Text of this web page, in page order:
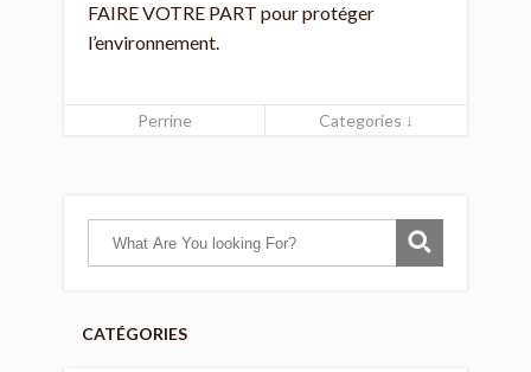
FAIRE VOTRE PART pour protéger
l’environnement.
Perrine Categories ↓
CATÉGORIES